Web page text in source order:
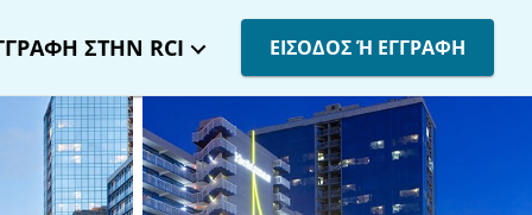
ΣΤΗΝ RCI ΕΙΣΟΔΟΣ Ή ΕΓΓΡΑΦΗ